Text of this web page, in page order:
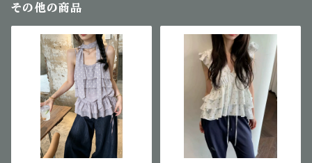
その他の商品